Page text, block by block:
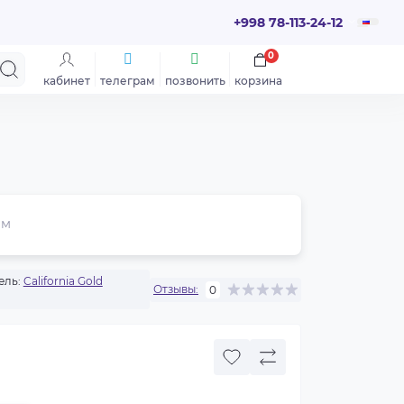
+998 78-113-24-12
кабинет телеграм позвонить корзина
0
California Gold
Отзывы: 0